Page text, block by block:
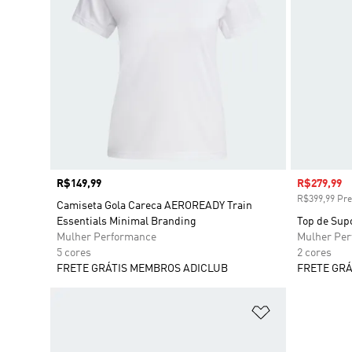
Preço
R$149,99
Camiseta Gola Careca AEROREADY Train
Essentials Minimal Branding
Mulher Performance
5 cores
FRETE GRÁTIS MEMBROS ADICLUB
Preço
R$279,99
R$399,99
Top de
Mulher
2 cores
FRETE